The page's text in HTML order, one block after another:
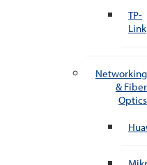
TP-
Link
Networking
& Fiber
Optics